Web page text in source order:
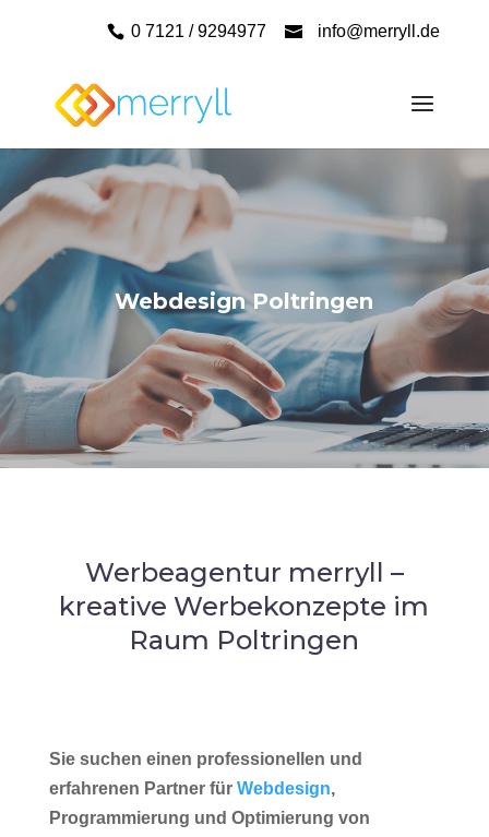
0 7121 / 9294977 info@merryll.de
Webdesign Poltringen
Werbeagentur merryll –
kreative Werbekonzepte im
Raum Poltringen
Sie suchen einen professionellen und
erfahrenen Partner für Webdesign,
Programmierung und Optimierung von